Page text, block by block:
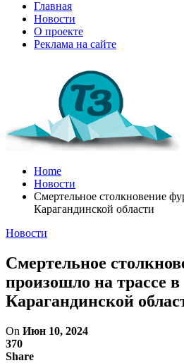
Главная
Новости
О проекте
Реклама на сайте
Home
Новости
Смертельное столкновение
Карагандинской области
Новости
Смертельное
произошло на трассе в
Карагандинской
On Июн 10, 2024
370
Share